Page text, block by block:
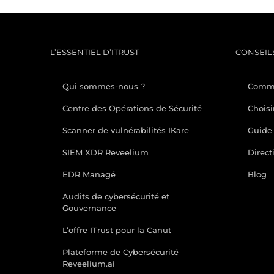
L’ESSENTIEL D’ITRUST
Qui sommes-nous ?
Centre des Opérations de Sécurité
Scanner de vulnérabilités IKare
SIEM XDR Reveelium
EDR Managé
Audits de cybersécurité et
Gouvernance
L’offre ITrust pour la Canut
Plateforme de Cybersécurité
Reveelium.ai
Guide
Blog